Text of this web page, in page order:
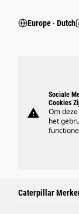
Europe ‧ Dutch
warning
Sociale
Cookies
Om
het
Caterpillar